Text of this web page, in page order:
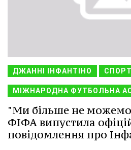
ДЖАННІ ІНФАНТІНО СПОРТ
МІЖНАРОДНА ФУТБОЛЬНА
"Ми більше не
ФІФА випустила
повідомлення про